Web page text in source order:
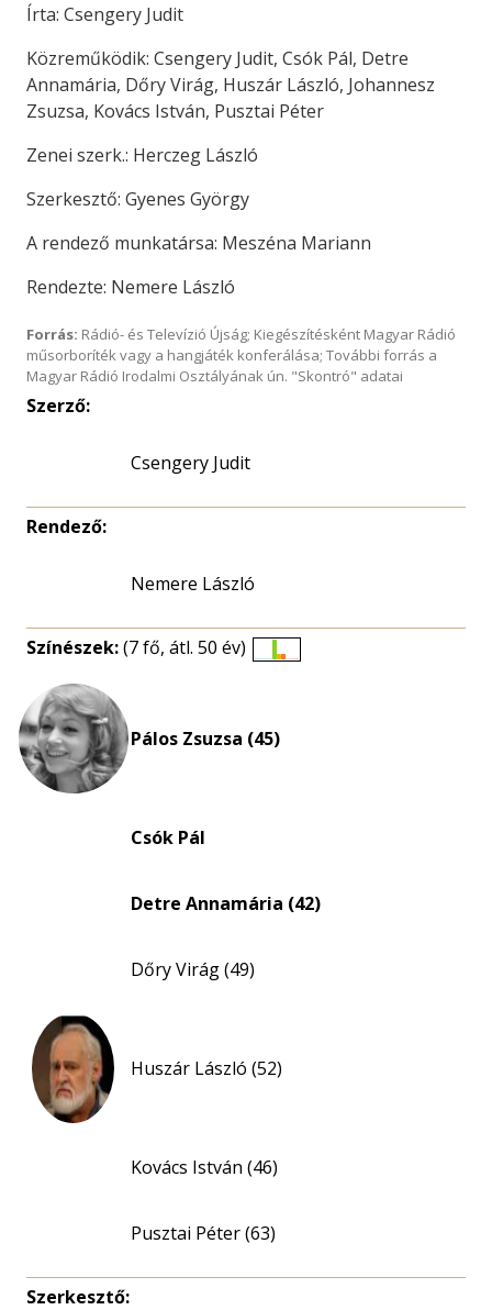
Írta: Csengery Judit
Közreműködik: Csengery Judit, Csók Pál, Detre
Annamária, Dőry Virág, Huszár László, Johannesz
Zsuzsa, Kovács István, Pusztai Péter
Zenei szerk.: Herczeg László
Szerkesztő: Gyenes György
A rendező munkatársa: Meszéna Mariann
Rendezte: Nemere László
Forrás: Rádió- és Televízió Újság; Kiegészítésként Magyar Rádió
műsorboríték vagy a hangjáték konferálása; További forrás a
Magyar Rádió Irodalmi Osztályának ún. "Skontró" adatai
Szerző:
Csengery Judit
Rendező:
Nemere László
Színészek:(7 fő, átl. 50 év)
Pálos Zsuzsa (45)
Csók Pál
Detre Annamária (42)
Dőry Virág (49)
Huszár László (52)
Kovács István (46)
Pusztai Péter (63)
Szerkesztő: